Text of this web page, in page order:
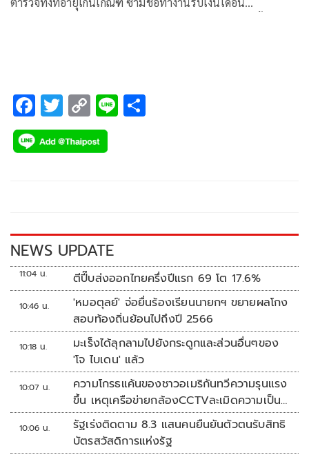
F
ac
e
k
T
wi
tt
C
o
p
k
Li
NEWS UPDATE
11:04 น. ตีปี๊บส่งออกไทยครึ่งปีแรก 69 โต 17.6%
10:46 น.
'หมอตุลย์' จ่อยื่นร้องเรียนนายกฯ ขยายผลโกง
สอบท้องถิ่นย้อนไปถึงปี 2566
10:18 น.
มะเร็งได้ลุกลามไปยังกระดูกและส่วนอื่นๆของ
'โจ ไบเดน' แล้ว
10:07 น.
ความโกรธแค้นของชาวอเมริกันทวีความรุนแรง
ขึ้น เหตุเครือข่ายกล้องCCTVละเมิดความเป็น
ส่วนตัว
10:06 น.
รัฐเร่งติดตาม 8.3 แสนคนยืนยันตัวตนรับสิทธิ
บัตรสวัสดิการแห่งรัฐ